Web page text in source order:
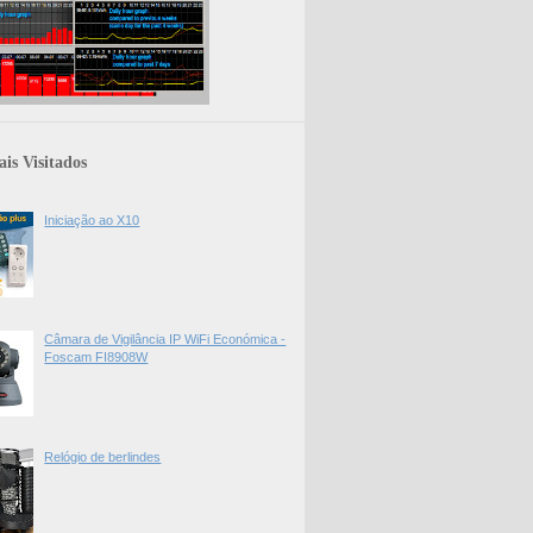
Visitados
Iniciação ao X10
Câmara de Vigilância IP WiFi Económica -
Foscam FI8908W
Relógio de berlindes